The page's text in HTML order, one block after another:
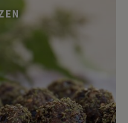
Beitrag
richtige
Ihnen, wie Sie Ihren
bringen!